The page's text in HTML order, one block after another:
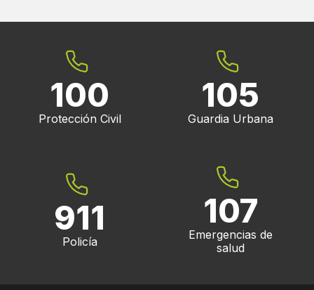
100
Protección Civil
105
Guardia Urbana
911
Policía
107
Emergencias de
salud